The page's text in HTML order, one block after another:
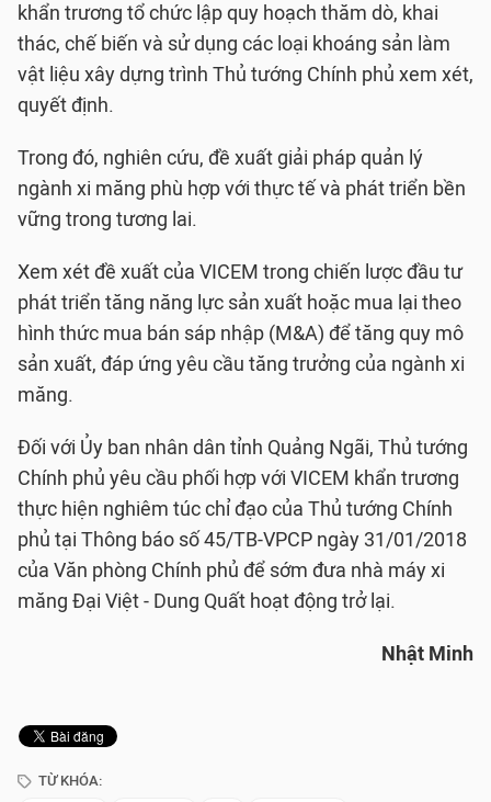
khẩn trương tổ chức lập quy hoạch thăm dò, khai
thác, chế biến và sử dụng các loại khoáng sản làm
vật liệu xây dựng trình Thủ tướng Chính phủ xem xét,
quyết định.
Trong đó, nghiên cứu, đề xuất giải pháp quản lý
ngành xi măng phù hợp với thực tế và phát triển bền
vững trong tương lai.
Xem xét đề xuất của VICEM trong chiến lược đầu tư
phát triển tăng năng lực sản xuất hoặc mua lại theo
hình thức mua bán sáp nhập (M&A) để tăng quy mô
sản xuất, đáp ứng yêu cầu tăng trưởng của ngành xi
măng.
Đối với Ủy ban nhân dân tỉnh Quảng Ngãi, Thủ tướng
Chính phủ yêu cầu phối hợp với VICEM khẩn trương
thực hiện nghiêm túc chỉ đạo của Thủ tướng Chính
phủ tại Thông báo số 45/TB-VPCP ngày 31/01/2018
của Văn phòng Chính phủ để sớm đưa nhà máy xi
măng Đại Việt - Dung Quất hoạt động trở lại.
Nhật Minh
TỪ KHÓA: